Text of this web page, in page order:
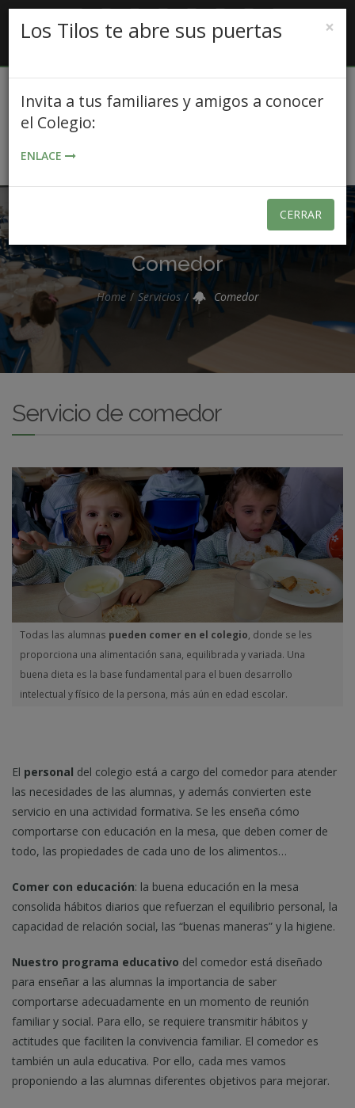
Comedor
Home Servicios Comedor
×
Los Tilos te abre sus puertas
Invita a tus familiares y amigos a conocer
el Colegio:
ENLACE
CERRAR
Servicio de comedor
Todas las alumnas pueden comer en el colegio , donde se les
proporciona una alimentación sana, equilibrada y variada. Una
buena dieta es la base fundamental para el buen desarrollo
intelectual y físico de la persona, más aún en edad escolar.
El personal del colegio está a cargo del comedor para atender
las necesidades de las alumnas, y además convierten este
servicio en una actividad formativa. Se les enseña cómo
comportarse con educación en la mesa, que deben comer de
todo, las propiedades de cada uno de los alimentos…
Comer con educación: la buena educación en la mesa
consolida hábitos diarios que refuerzan el equilibrio personal, la
capacidad de relación social, las “buenas maneras” y la higiene.
Nuestro programa educativo del comedor está diseñado
para enseñar a las alumnas la importancia de saber
comportarse adecuadamente en un momento de reunión
familiar y social. Para ello, se requiere transmitir hábitos y
actitudes que faciliten la convivencia familiar. El comedor es
también un aula educativa. Por ello, cada mes vamos
proponiendo a las alumnas diferentes objetivos para mejorar.